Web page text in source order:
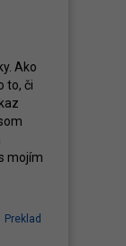
Ako
to, či
mojím
Preklad